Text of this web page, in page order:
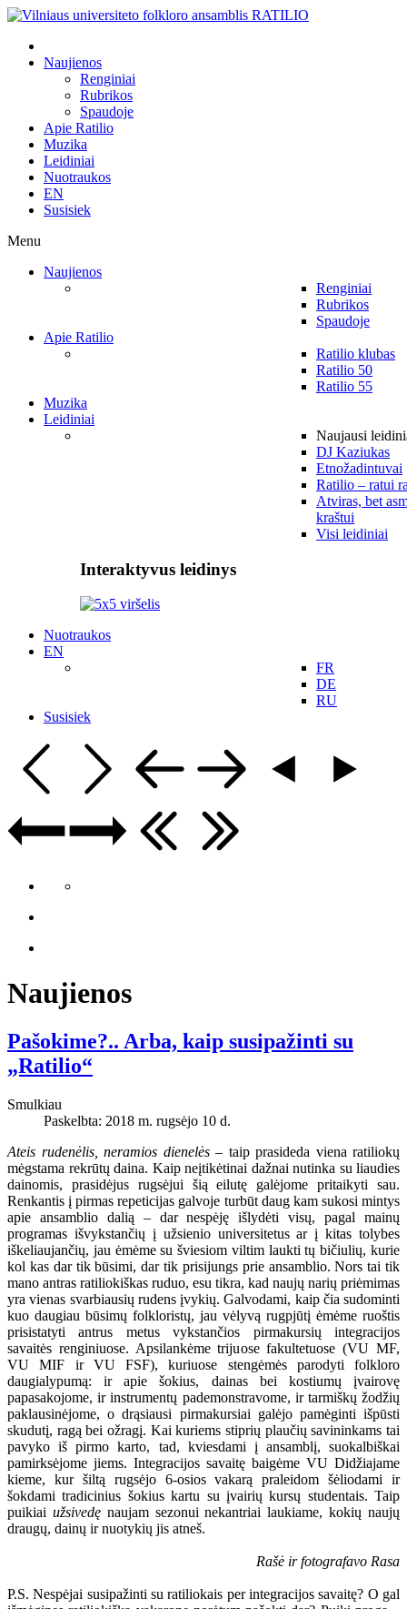
Naujienos
Renginiai
Rubrikos
Spaudoje
Apie Ratilio
Muzika
Leidiniai
Nuotraukos
EN
Susisiek
Menu
Naujienos
Renginiai
Rubrikos
Spaudoje
Apie Ratilio
Ratilio klubas
Ratilio 50
Ratilio 55
Muzika
Leidiniai
Naujausi
DJ Kaziukas
Etnožadintuvai
Ratilio – ratui
Atviras, bet
kraštui
Visi leidiniai
Interaktyvus leidinys
Nuotraukos
EN
FR
DE
RU
Susisiek
Naujienos
Pašokime?.. Arba, kaip susipažinti su
„Ratilio“
Smulkiau
Paskelbta: 2018 m. rugsėjo 10 d.
Ateis rudenėlis, neramios dienelės– taip prasideda viena ratiliokų
mėgstama rekrūtų daina. Kaip neįtikėtinai dažnai nutinka su liaudies
dainomis, prasidėjus rugsėjui šią eilutę galėjome pritaikyti sau.
Renkantis į pirmas repeticijas galvoje turbūt daug kam sukosi mintys
apie ansamblio dalią – dar nespėję išlydėti visų, pagal mainų
programas išvykstančių į užsienio universitetus ar į kitas tolybes
iškeliaujančių, jau ėmėme su šviesiom viltim laukti tų bičiulių, kurie
kol kas dar tik būsimi, dar tik prisijungs prie ansamblio. Nors tai tik
mano antras ratiliokiškas ruduo, esu tikra, kad naujų narių priėmimas
yra vienas svarbiausių rudens įvykių. Galvodami, kaip čia sudominti
kuo daugiau būsimų folkloristų, jau vėlyvą rugpjūtį ėmėme ruoštis
prisistatyti antrus metus vykstančios pirmakursių integracijos
savaitės renginiuose. Apsilankėme trijuose fakultetuose (VU MF,
VU MIF ir VU FSF), kuriuose stengėmės parodyti folkloro
daugialypumą: ir apie šokius, dainas bei kostiumų įvairovę
papasakojome, ir instrumentų pademonstravome, ir tarmiškų žodžių
paklausinėjome, o drąsiausi pirmakursiai galėjo pamėginti išpūsti
skudutį, ragą bei ožragį. Kai kuriems stiprių plaučių savininkams tai
pavyko iš pirmo karto, tad, kviesdami į ansamblį, suokalbiškai
pamirksėjome jiems. Integracijos savaitę baigėme VU Didžiajame
kieme, kur šiltą rugsėjo 6-osios vakarą praleidom šėliodami ir
šokdami tradicinius šokius kartu su įvairių kursų studentais. Taip
puikiai užsivedę naujam sezonui nekantriai laukiame, kokių naujų
draugų, dainų ir nuotykių jis atneš.
Rašė ir fotografavo Rasa
P.S. Nespėjai susipažinti su ratiliokais per integracijos savaitę? O gal